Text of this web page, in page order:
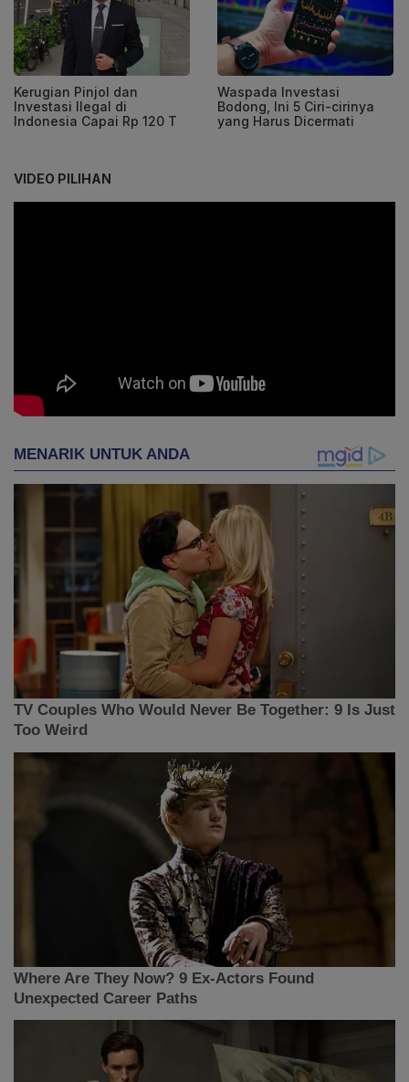
Kerugian Pinjol dan
Investasi Ilegal di
Indonesia Capai Rp 120 T
Waspada Investasi
Bodong, Ini 5 Ciri-cirinya
yang Harus Dicermati
VIDEO PILIHAN